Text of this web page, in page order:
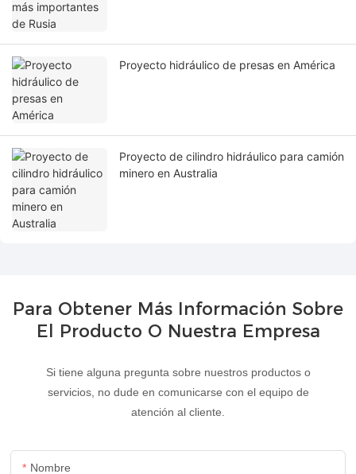
Proyecto hidráulico de presas en América
Proyecto de cilindro hidráulico para camión
minero en Australia
Para Obtener Más Información Sobre
El Producto O Nuestra Empresa
Si tiene alguna pregunta sobre nuestros productos o
servicios, no dude en comunicarse con el equipo de
atención al cliente.
Nombre